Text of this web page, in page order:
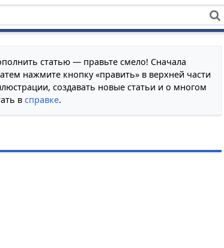
статью — правьте смело! Сначала
нажмите кнопку «править» в верхней части
создавать новые статьи и о многом
в справке.